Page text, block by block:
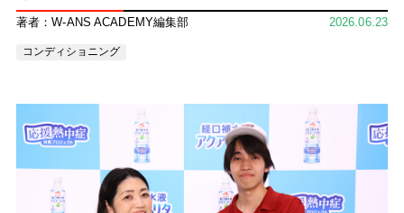
著者：W-ANS ACADEMY編集部 2026.06.23
コンディショニング